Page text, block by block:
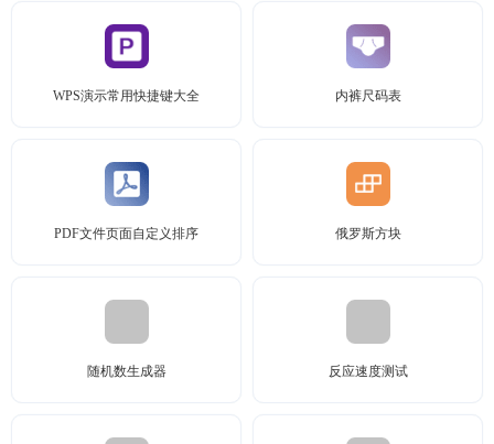
WPS演示常用快捷键大全 内裤尺码表
PDF文件页面自定义排序 俄罗斯方块
随机数生成器 反应速度测试